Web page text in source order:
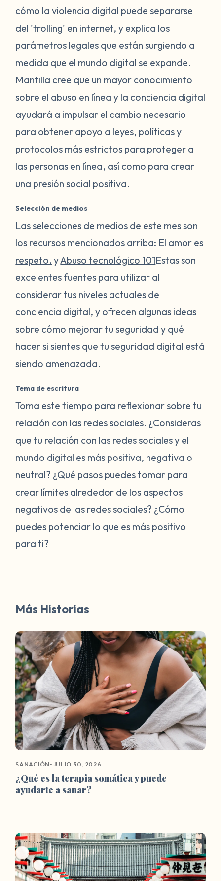
cómo la violencia digital puede separarse
del 'trolling' en internet, y explica los
parámetros legales que están surgiendo a
medida que el mundo digital se expande.
Mantilla cree que un mayor conocimiento
sobre el abuso en línea y la conciencia digital
ayudará a impulsar el cambio necesario
para obtener apoyo a leyes, políticas y
protocolos más estrictos para proteger a
las personas en línea, así como para crear
una presión social positiva.
Selección de medios
Las selecciones de medios de este mes son
los recursos mencionados arriba: El amor es
respeto. yAbuso tecnológico 101Estas son
excelentes fuentes para utilizar al
considerar tus niveles actuales de
conciencia digital, y ofrecen algunas ideas
sobre cómo mejorar tu seguridad y qué
hacer si sientes que tu seguridad digital está
siendo amenazada.
Tema de escritura
Toma este tiempo para reflexionar sobre tu
relación con las redes sociales. ¿Consideras
que tu relación con las redes sociales y el
mundo digital es más positiva, negativa o
neutral? ¿Qué pasos puedes tomar para
crear límites alrededor de los aspectos
negativos de las redes sociales? ¿Cómo
puedes potenciar lo que es más positivo
para ti?
Más Historias
SANACIÓN •JULIO 30, 2026
¿Qué es la terapia somática y puede
ayudarte a sanar?